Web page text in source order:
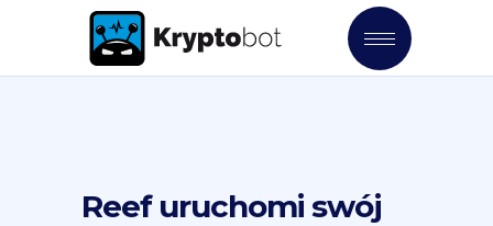
Reef uruchomi swój